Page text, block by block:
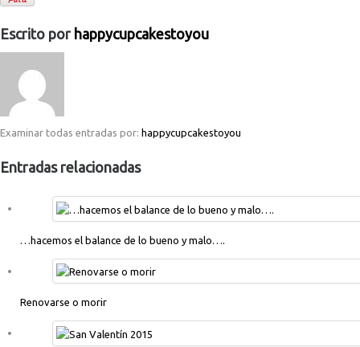
Escrito por happycupcakestoyou
Examinar todas entradas por: happycupcakestoyou
Entradas relacionadas
…hacemos el balance de lo bueno y malo….
Renovarse o morir